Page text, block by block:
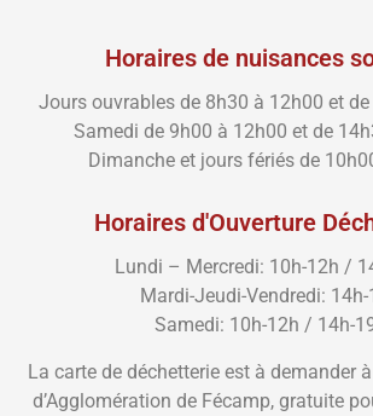
Horaires de nuisances
Jours ouvrables de 8h30 à 12h00 et
Samedi de 9h00 à 12h00 et de
Dimanche et jours fériés de
Horaires d'Ouverture
Lundi – Mercredi: 10h-12h /
Mardi-Jeudi-Vendredi: 14h-
Samedi: 10h-12h / 14h-
La carte de déchetterie est à demander
d’Agglomération de Fécamp, gratuite